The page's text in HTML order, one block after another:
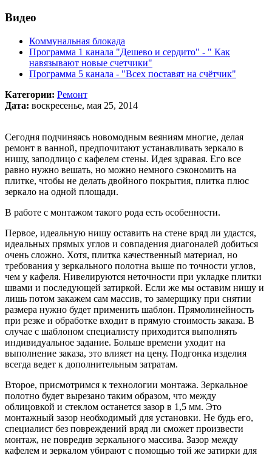
Видео
Коммунальная блокада
Программа 1 канала "Дешево и сердито" - " Как
навязывают новые счетчики"
Программа 5 канала - "Всех поставят на счётчик"
Категории: Ремонт
Дата: воскресенье, мая 25, 2014
Сегодня подчиняясь новомодным веяниям многие, делая
ремонт в ванной, предпочитают устанавливать зеркало в
нишу, заподлицо с кафелем стены. Идея здравая. Его все
равно нужно вешать, но можно немного сэкономить на
плитке, чтобы не делать двойного покрытия, плитка плюс
зеркало на одной площади.
В работе с монтажом такого рода есть особенности.
Первое, идеальную нишу оставить на стене вряд ли удастся,
идеальных прямых углов и совпадения диагоналей добиться
очень сложно. Хотя, плитка качественный материал, но
требования у зеркального полотна выше по точности углов,
чем у кафеля. Нивелируются неточности при укладке плитки
швами и последующей затиркой. Если же мы оставим нишу и
лишь потом закажем сам массив, то замерщику при снятии
размера нужно будет применить шаблон. Прямолинейность
при резке и обработке входит в прямую стоимость заказа. В
случае с шаблоном специалисту приходится выполнять
индивидуальное задание. Больше времени уходит на
выполнение заказа, это влияет на цену. Подгонка изделия
всегда ведет к дополнительным затратам.
Второе, присмотримся к технологии монтажа. Зеркальное
полотно будет вырезано таким образом, что между
облицовкой и стеклом останется зазор в 1,5 мм. Это
монтажный зазор необходимый для установки. Не будь его,
специалист без повреждений вряд ли сможет произвести
монтаж, не повредив зеркального массива. Зазор между
кафелем и зеркалом убирают с помощью той же затирки для